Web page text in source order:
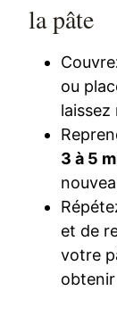
la pâte
ou
laissez
3 à 5
et de
votre